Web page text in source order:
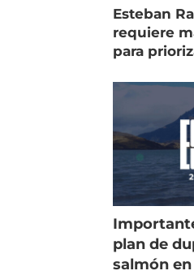
Esteban
requiere
para
plan de
salmón